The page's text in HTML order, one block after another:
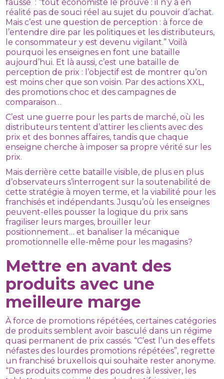
fausse : “tout économiste le prouve : il n’y a en
réalité pas de souci réel au sujet du pouvoir d’achat.
Mais c’est une question de perception : à force de
l’entendre dire par les politiques et les distributeurs,
le consommateur y est devenu vigilant.” Voilà
pourquoi les enseignes en font une bataille
aujourd’hui. Et là aussi, c’est une bataille de
perception de prix : l’objectif est de montrer qu’on
est moins cher que son voisin. Par des actions XXL,
des promotions choc et des campagnes de
comparaison…
C’est une guerre pour les parts de marché, où les
distributeurs tentent d’attirer les clients avec des
prix et des bonnes affaires, tandis que chaque
enseigne cherche à imposer sa propre vérité sur les
prix.
Mais derrière cette bataille visible, de plus en plus
d’observateurs s’interrogent sur la soutenabilité de
cette stratégie à moyen terme, et la viabilité pour les
franchisés et indépendants. Jusqu’où les enseignes
peuvent-elles pousser la logique du prix sans
fragiliser leurs marges, brouiller leur
positionnement… et banaliser la mécanique
promotionnelle elle-même pour les magasins?
Mettre en avant des
produits avec une
meilleure marge
À force de promotions répétées, certaines catégories
de produits semblent avoir basculé dans un régime
quasi permanent de prix cassés. “C’est l’un des effets
néfastes des lourdes promotions répétées”, regrette
un franchisé bruxellois qui souhaite rester anonyme.
“Des produits comme des poudres à lessiver, les